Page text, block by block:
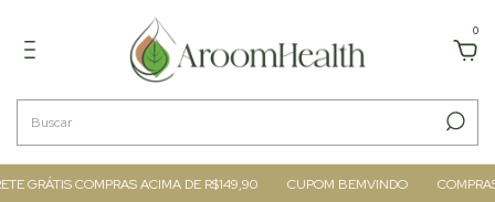
0
GRÁTIS COMPRAS ACIMA DE R$149,90 CUPOM BEMVINDO COMPRAS